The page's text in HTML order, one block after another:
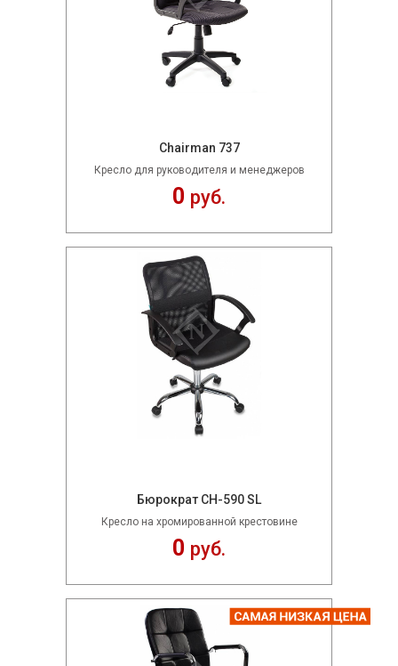
Chairman 737
Кресло для руководителя и менеджеров
0 руб.
Бюрократ CH-590 SL
Кресло на хромированной крестовине
0 руб.